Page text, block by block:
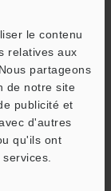
le contenu
relatives aux
partageons
de notre site
publicité et
d'autres
qu'ils ont